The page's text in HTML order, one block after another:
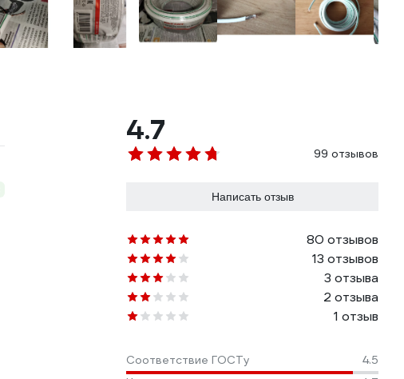
4.7
99 отзывов
Написать отзыв
80 отзывов
13 отзывов
3 отзыва
2 отзыва
1 отзыв
Соответствие ГОСТу
4.5